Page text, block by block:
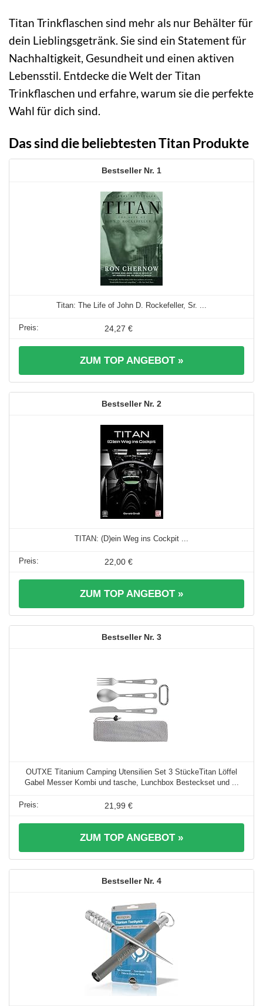
Titan Trinkflaschen sind mehr als nur Behälter für
dein Lieblingsgetränk. Sie sind ein Statement für
Nachhaltigkeit, Gesundheit und einen aktiven
Lebensstil. Entdecke die Welt der Titan
Trinkflaschen und erfahre, warum sie die perfekte
Wahl für dich sind.
Das sind die beliebtesten Titan Produkte
1
Titan: The Life of John D. Rockefeller, Sr. ...
24,27 €
ZUM TOP ANGEBOT »
2
TITAN: (D)ein Weg ins Cockpit ...
22,00 €
ZUM TOP ANGEBOT »
3
OUTXE Titanium Camping Utensilien Set 3 StückeTitan Löffel
Gabel Messer Kombi und tasche, Lunchbox Besteckset und ...
21,99 €
ZUM TOP ANGEBOT »
4